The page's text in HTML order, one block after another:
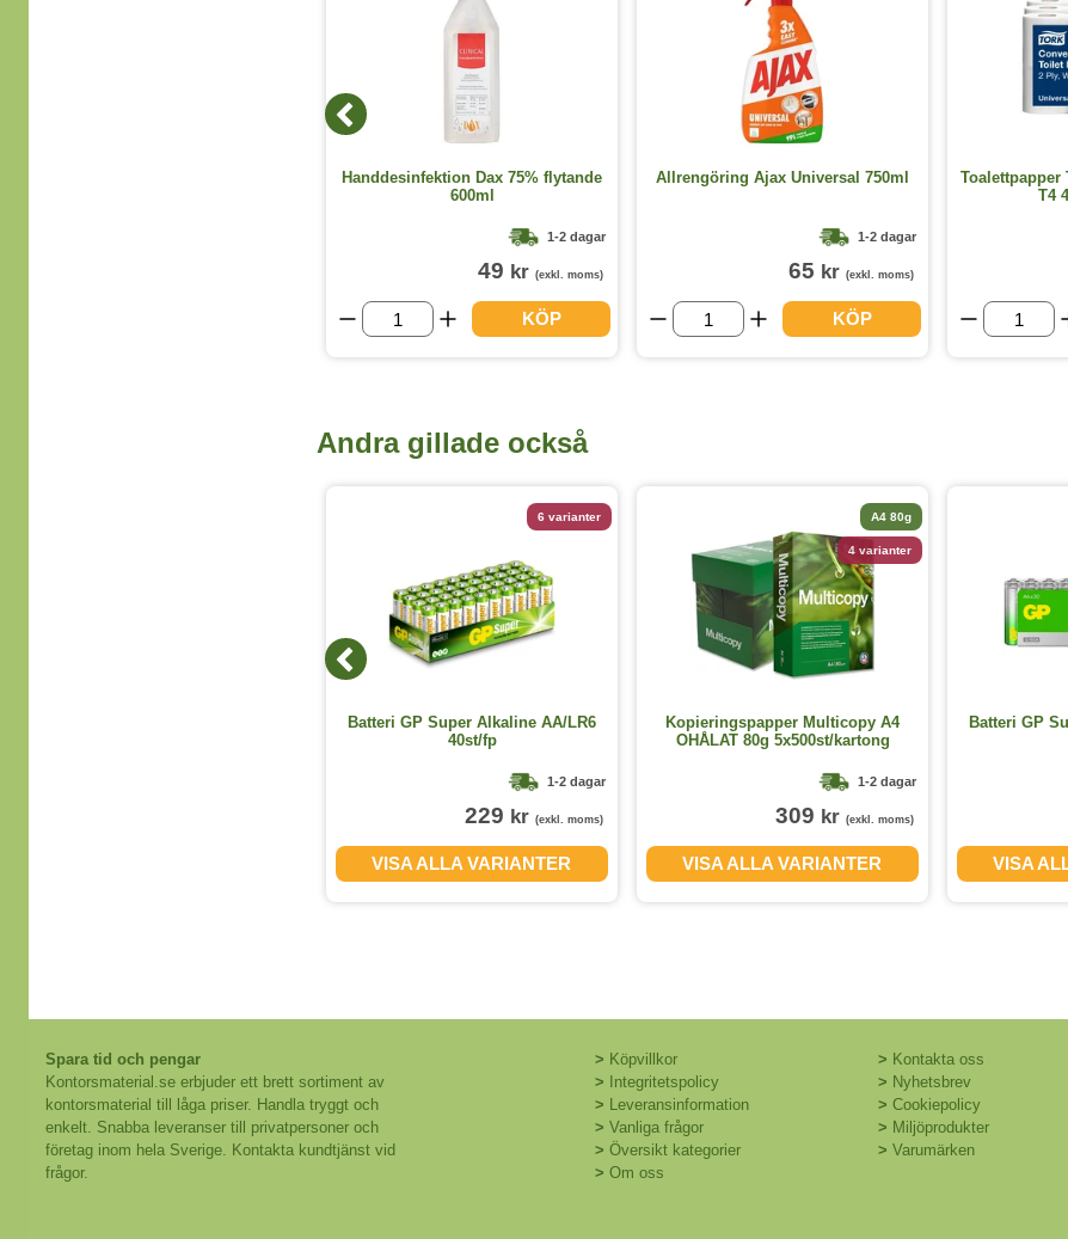
Handdesinfektion Dax 75% flytande
600ml
1-2 dagar
49 kr (exkl. moms)
KÖP
Allrengöring Ajax Universal 750ml
1-2 dagar
65 kr (exkl. moms)
KÖP
Toalettpapper
T4
Andra gillade också
6 varianter
Batteri GP Super Alkaline AA/LR6
40st/fp
1-2 dagar
229 kr (exkl. moms)
VISA ALLA VARIANTER
A4 80g
4 varianter
Kopieringspapper Multicopy A4
OHÅLAT 80g 5x500st/kartong
1-2 dagar
309 kr (exkl. moms)
VISA ALLA VARIANTER
Batteri GP
VISA
Spara tid och pengar
Kontorsmaterial.se erbjuder ett brett sortiment av
kontorsmaterial till låga priser. Handla tryggt och
enkelt. Snabba leveranser till privatpersoner och
företag inom hela Sverige. Kontakta kundtjänst vid
frågor.
> Köpvillkor
>
Integritetspolicy
> Leveransinformation
> Vanliga frågor
> Översikt kategorier
> Om oss
> Kontakta oss
> Nyhetsbrev
> Cookiepolicy
> Miljöprodukter
> Varumärken